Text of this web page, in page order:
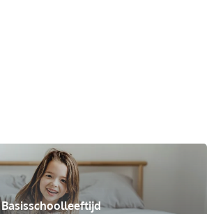
Basisschoolleeftijd